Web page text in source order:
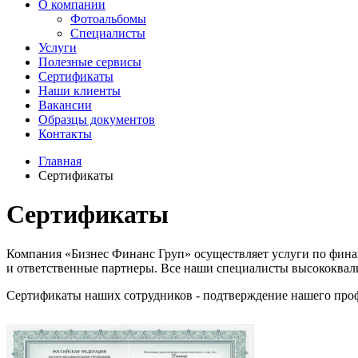
О компании
Фотоальбомы
Специалисты
Услуги
Полезные сервисы
Сертификаты
Наши клиенты
Вакансии
Образцы документов
Контакты
Главная
Сертификаты
Сертификаты
Компания «Бизнес Финанс Груп» осуществляет услуги по
и ответственные партнеры. Все наши специалисты
Сертификаты наших сотрудников - подтверждение нашего